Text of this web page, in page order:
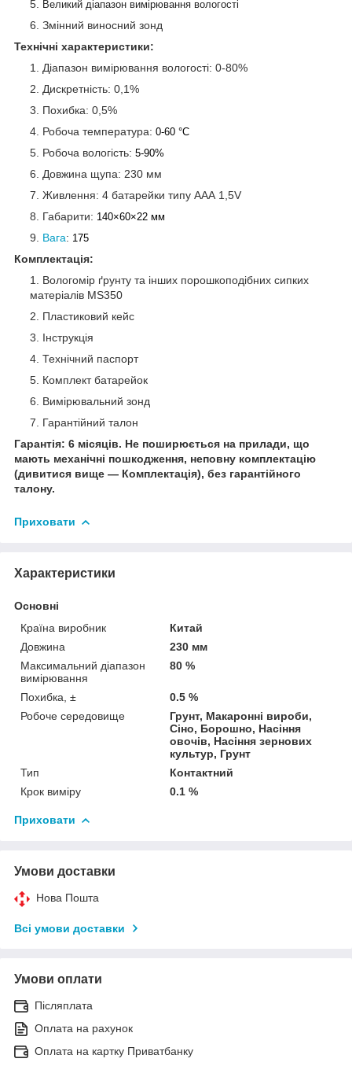
Великий діапазон вимірювання вологості
Змінний виносний зонд
Технічні характеристики:
Діапазон вимірювання вологості: 0-80%
Дискретність: 0,1%
Похибка: 0,5%
Робоча температура: 0-60 °C
Робоча вологість: 5-90%
Довжина щупа: 230 мм
Живлення: 4 батарейки типу ААА 1,5V
Габарити: 140×60×22 мм
Вага: 175
Комплектація:
Вологомір ґрунту та інших порошкоподібних сипких
матеріалів MS350
Пластиковий кейс
Інструкція
Технічний паспорт
Комплект батарейок
Вимірювальний зонд
Гарантійний талон
Гарантія: 6 місяців. Не поширюється на прилади, що
мають механічні пошкодження, неповну комплектацію
(дивитися вище — Комплектація), без гарантійного
талону.
Приховати
Характеристики
Основні
Країна виробник
Китай
Довжина
230 мм
Максимальний діапазон
вимірювання
80 %
Похибка, ±
0.5 %
Робоче середовище
Грунт, Макаронні вироби,
Сіно, Борошно, Насіння
овочів, Насіння зернових
культур, Грунт
Тип
Контактний
Крок виміру
0.1 %
Приховати
Умови доставки
Нова Пошта
Всі умови доставки
Умови оплати
Післяплата
Оплата на рахунок
Оплата на картку Приватбанку